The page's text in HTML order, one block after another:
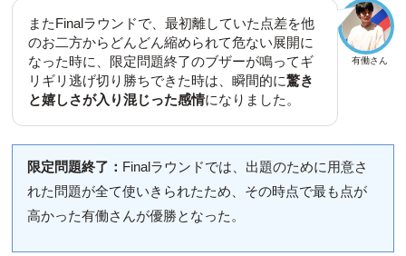
有働さん
またFinalラウンドで、最初離していた点差を他
のお二方からどんどん縮められて危ない展開に
なった時に、限定問題終了のブザーが鳴ってギ
リギリ逃げ切り勝ちできた時は、瞬間的に驚き
と嬉しさが入り混じった感情になりました。
限定問題終了： Finalラウンドでは、出題のために用意さ
れた問題が全て使いきられたため、その時点で最も点が
高かった有働さんが優勝となった。